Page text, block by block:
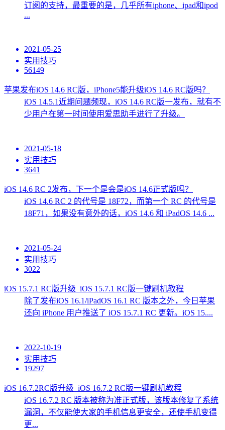
订阅的支持，最重要的是，几乎所有iphone、ipad和ipod
...
2021-05-25
实用技巧
56149
苹果发布iOS 14.6 RC版，iPhone5能升级iOS 14.6 RC版吗？
iOS 14.5.1近期问题频现，iOS 14.6 RC版一发布，就有不
少用户在第一时间使用爱思助手进行了升级。
2021-05-18
实用技巧
3641
iOS 14.6 RC 2发布，下一个是会是iOS 14.6正式版吗？
iOS 14.6 RC 2 的代号是 18F72，而第一个 RC 的代号是
18F71，如果没有意外的话，iOS 14.6 和 iPadOS 14.6 ...
2021-05-24
实用技巧
3022
iOS 15.7.1 RC版升级_iOS 15.7.1 RC版一键刷机教程
除了发布iOS 16.1/iPadOS 16.1 RC 版本之外，今日苹果
还向 iPhone 用户推送了 iOS 15.7.1 RC 更新。iOS 15....
2022-10-19
实用技巧
19297
iOS 16.7.2RC版升级_iOS 16.7.2 RC版一键刷机教程
iOS 16.7.2 RC 版本被称为准正式版，该版本修复了系统
漏洞，不仅能使大家的手机信息更安全，还使手机变得
更...